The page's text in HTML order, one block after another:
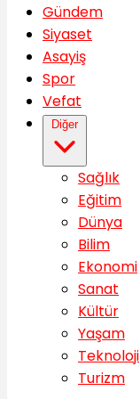
Gündem
Siyaset
Asayiş
Spor
Vefat
Diğer
Sağlık
Eğitim
Dünya
Bilim
Ekonomi
Sanat
Kültür
Yaşam
Teknoloji
Turizm